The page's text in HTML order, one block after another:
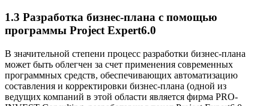
1.3 Разработка бизнес-плана с помощью
программы Project Expert6.0
В значительной степени процесс разработки бизнес-плана
может быть облегчен за счет применения современных
программных средств, обеспечивающих автоматизацию
составления и корректировки бизнес-плана (одной из
ведущих компаний в этой области является фирма PRO-